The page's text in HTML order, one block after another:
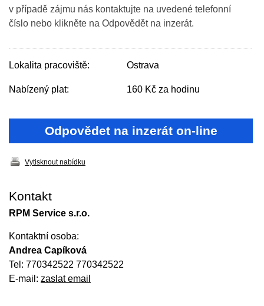
v případě zájmu nás kontaktujte na uvedené telefonní
číslo nebo klikněte na Odpovědět na inzerát.
Lokalita pracoviště: Ostrava
Nabízený plat: 160 Kč za hodinu
Odpovědet na inzerát on-line
Vytisknout nabídku
Kontakt
RPM Service s.r.o.
Kontaktní osoba:
Andrea Capíková
Tel: 770342522 770342522
E-mail: zaslat email